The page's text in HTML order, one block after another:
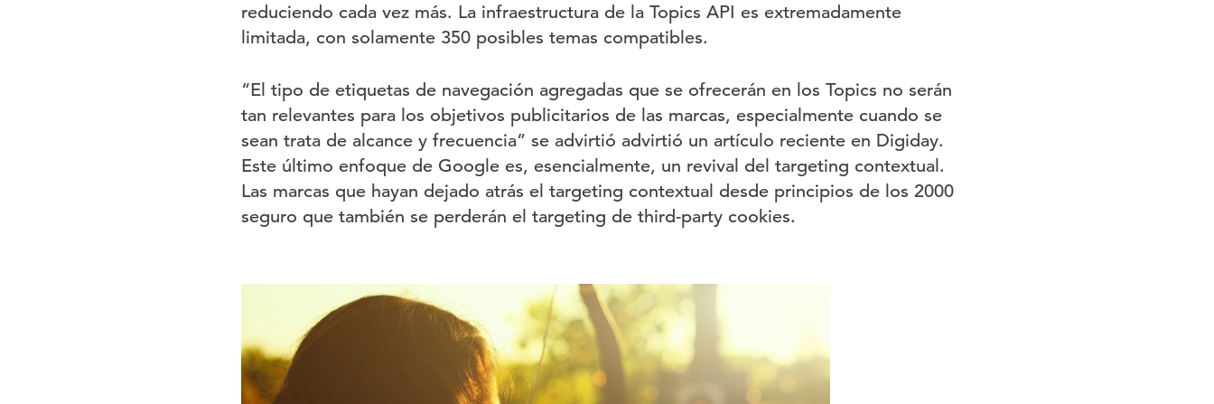
reduciendo cada vez más. La infraestructura de la Topics API es extremadamente
limitada, con solamente 350 posibles temas compatibles.
“El tipo de etiquetas de navegación agregadas que se ofrecerán en los Topics no serán
tan relevantes para los objetivos publicitarios de las marcas, especialmente cuando se
sean trata de alcance y frecuencia” se advirtió advirtió un artículo reciente en Digiday.
Este último enfoque de Google es, esencialmente, un revival del targeting contextual.
Las marcas que hayan dejado atrás el targeting contextual desde principios de los 2000
seguro que también se perderán el targeting de third-party cookies.